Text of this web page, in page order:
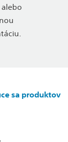
sa produktov